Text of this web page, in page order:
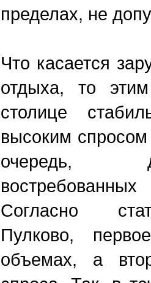
пределах, не
Что касается
отдыха, то
столице
высоким
очередь,
Согласно
Пулково,
объемах, а